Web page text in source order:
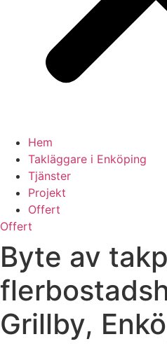
Hem
Takläggare i Enköping
Tjänster
Projekt
Offert
Offert
Byte av
Grillby,